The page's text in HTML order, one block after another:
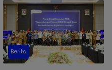
Berita